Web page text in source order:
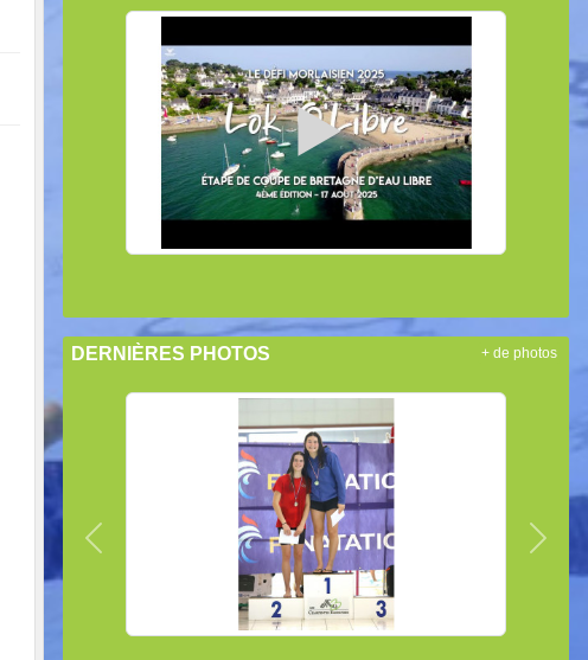
DERNIÈRES PHOTOS
Précedent
+ de photos